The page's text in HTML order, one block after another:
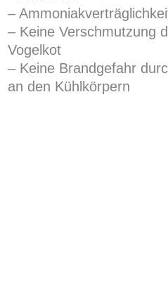
–
– Keine Verschmutzung
Vogelkot
– Keine Brandgefahr
an den Kühlkörpern